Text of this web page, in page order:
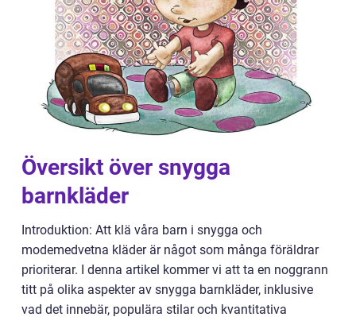
Översikt över snygga
barnkläder
Introduktion: Att klä våra barn i snygga och
modemedvetna kläder är något som många föräldrar
prioriterar. I denna artikel kommer vi att ta en noggrann
titt på olika aspekter av snygga barnkläder, inklusive
vad det innebär, populära stilar och kvantitativa